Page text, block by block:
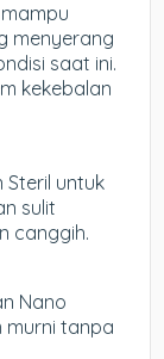
menyerang
saat ini.
kekebalan
Steril untuk
sulit
canggih.
Nano
murni tanpa